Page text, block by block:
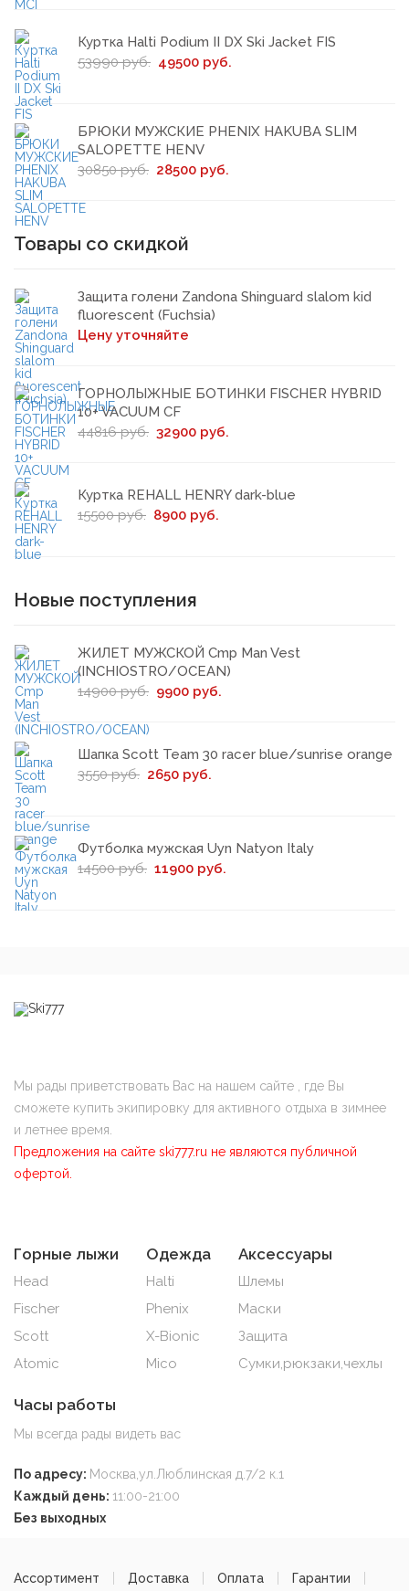
Куртка Halti Podium II DX Ski Jacket FIS
53990 руб. 49500 руб.
БРЮКИ МУЖСКИЕ PHENIX HAKUBA SLIM
SALOPETTE HENV
30850 руб. 28500 руб.
Товары со скидкой
Защита голени Zandona Shinguard slalom kid
fluorescent (Fuchsia)
Цену уточняйте
ГОРНОЛЫЖНЫЕ БОТИНКИ FISCHER HYBRID
10+ VACUUM CF
44816 руб. 32900 руб.
Куртка REHALL HENRY dark-blue
15500 руб. 8900 руб.
Новые поступления
ЖИЛЕТ МУЖСКОЙ Cmp Man Vest
(INCHIOSTRO/OCEAN)
14900 руб. 9900 руб.
Шапка Scott Team 30 racer blue/sunrise orange
3550 руб. 2650 руб.
Футболка мужская Uyn Natyon Italy
14500 руб. 11900 руб.
Мы рады приветствовать Вас на нашем сайте , где Вы
сможете купить экипировку для активного отдыха в зимнее
и летнее время.
Предложения на сайте ski777.ru не являются публичной
офертой.
Горные лыжи
Head
Fischer
Scott
Atomic
Одежда
Halti
Phenix
X-Bionic
Mico
Аксессуары
Шлемы
Маски
Защита
Сумки,рюкзаки,чехлы
Часы работы
Мы всегда рады видеть вас
По адресу: Москва,ул.Люблинская д.7/2 к.1
Каждый день: 11:00-21:00
Без выходных
Ассортимент Доставка Оплата Гарантии